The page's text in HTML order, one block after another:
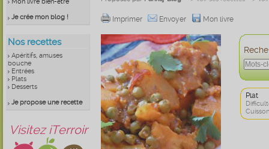
Je crée mon blog !
Nos recettes
Apéritifs, amuses
bouche
Entrées
Plats
Desserts
Je propose une recette
Visitez iTerroir
Imprimer Envoyer Mon livre
Plat